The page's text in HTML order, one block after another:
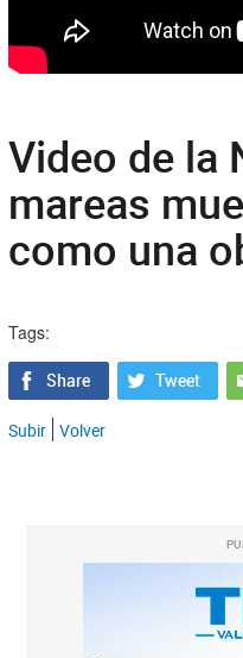
Video de la
mareas
como una
Tags:
Subir Volver